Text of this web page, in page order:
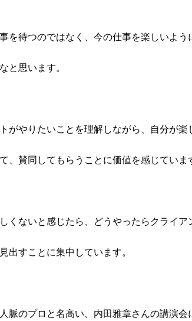
を待つのではなく、今の仕事を楽しいよう
と思います。
がやりたいことを理解しながら、自分が楽
、賛同してもらうことに価値を感じていま
くないと感じたら、どうやったらクライア
出すことに集中しています。
脈のプロと名高い、内田雅章さんの講演会